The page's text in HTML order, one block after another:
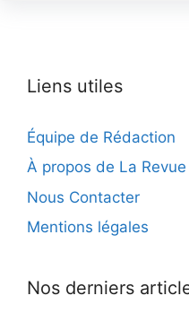
Liens utiles
Équipe de Rédaction
À propos de La
Nous Contacter
Mentions légales
Nos derniers